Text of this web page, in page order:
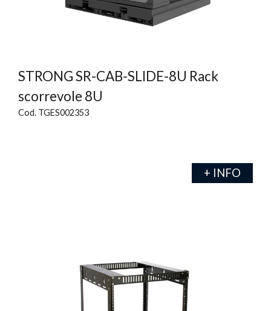
STRONG SR-CAB-SLIDE-8U Rack
scorrevole 8U
Cod. TGES002353
+ INFO